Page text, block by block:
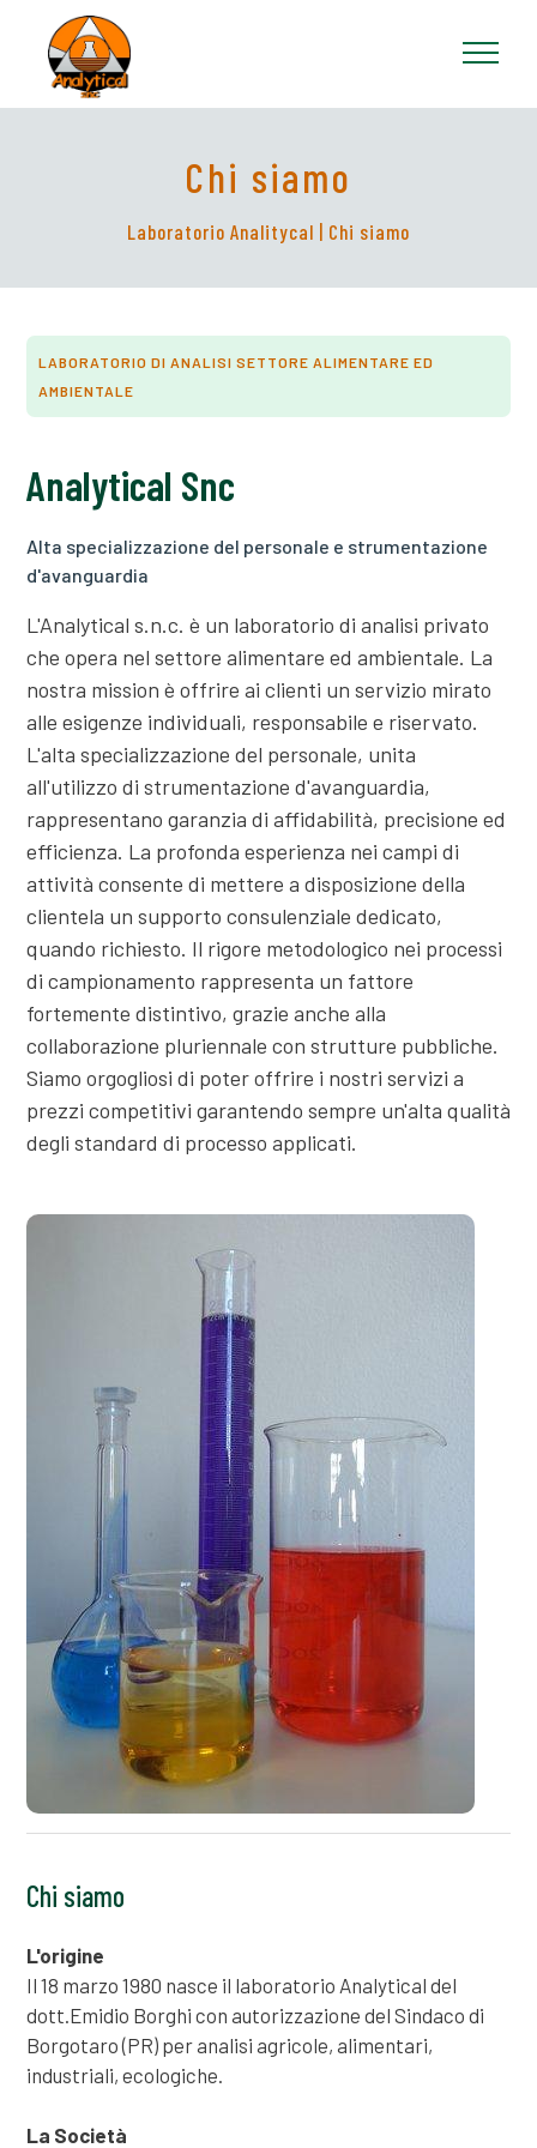
Chi siamo
Laboratorio Analitycal | Chi siamo
LABORATORIO DI ANALISI SETTORE ALIMENTARE ED
AMBIENTALE
Analytical Snc
Alta specializzazione del personale e strumentazione
d'avanguardia
L'Analytical s.n.c. è un laboratorio di analisi privato
che opera nel settore alimentare ed ambientale. La
nostra mission è offrire ai clienti un servizio mirato
alle esigenze individuali, responsabile e riservato.
L'alta specializzazione del personale, unita
all'utilizzo di strumentazione d'avanguardia,
rappresentano garanzia di affidabilità, precisione ed
efficienza. La profonda esperienza nei campi di
attività consente di mettere a disposizione della
clientela un supporto consulenziale dedicato,
quando richiesto. Il rigore metodologico nei processi
di campionamento rappresenta un fattore
fortemente distintivo, grazie anche alla
collaborazione pluriennale con strutture pubbliche.
Siamo orgogliosi di poter offrire i nostri servizi a
prezzi competitivi garantendo sempre un'alta qualità
degli standard di processo applicati.
Chi siamo
L'origine
Il 18 marzo 1980 nasce il laboratorio Analytical del
dott.Emidio Borghi con autorizzazione del Sindaco di
Borgotaro (PR) per analisi agricole, alimentari,
industriali, ecologiche.
La Società